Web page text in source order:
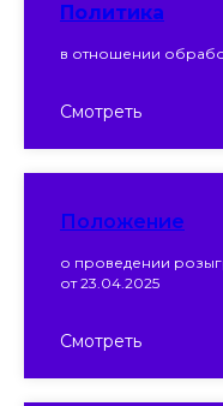
Политика
в отношении
Смотреть
Положение
о проведении
от 23.04.2025
Смотреть